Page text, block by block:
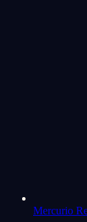
Mercurio